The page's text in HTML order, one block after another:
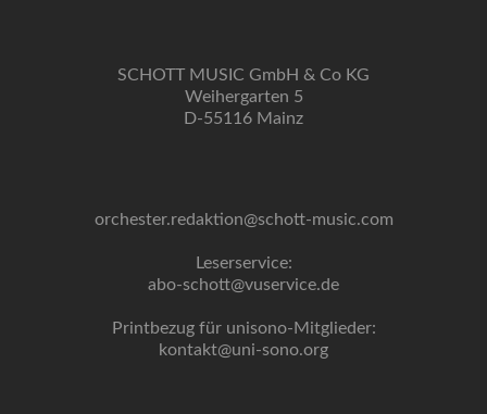
SCHOTT MUSIC GmbH & Co KG
Weihergarten 5
D-55116 Mainz
orchester.redaktion@schott-music.com
Leserservice:
abo-schott@vuservice.de
Printbezug für unisono-Mitglieder:
kontakt@uni-sono.org